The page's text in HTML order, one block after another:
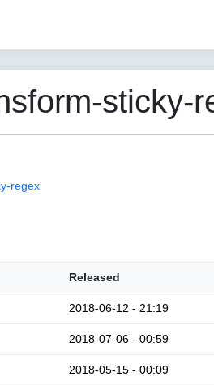
sticky-
regex
Released
2018-06-12 - 21:19
2018-07-06 - 00:59
2018-05-15 - 00:09